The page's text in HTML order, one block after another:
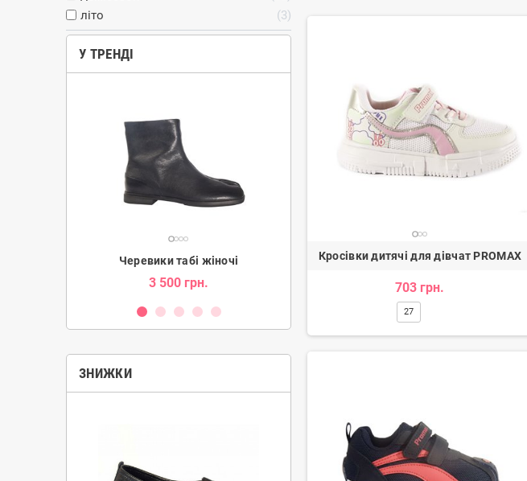
літо
3
У ТРЕНДІ
Черевики табі жіночі
3 500 грн.
Угги жіночі
2 600 грн. -20%
ЗНИЖКИ
Кросівки дитячі для дівчат PROMAX
703 грн.
27